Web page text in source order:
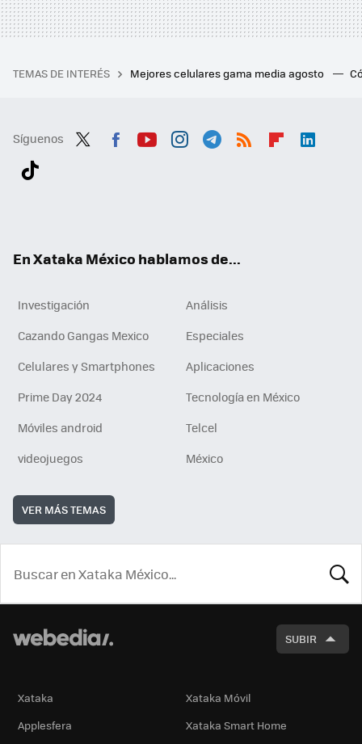
TEMAS DE INTERÉS Mejores celulares gama media agosto
Síguenos
En Xataka México hablamos de...
Investigación
Análisis
Cazando Gangas Mexico
Especiales
Celulares y Smartphones
Aplicaciones
Prime Day 2024
Tecnología en México
Móviles android
Telcel
videojuegos
México
VER MÁS TEMAS
SUBIR
Xataka
Xataka Móvil
Applesfera
Xataka Smart Home